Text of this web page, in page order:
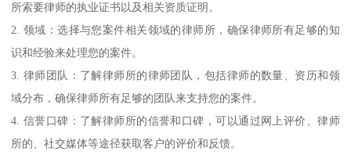
所索要律师的执业证书以及相关资质证明。
2. 领域：选择与您案件相关领域的律师所，确保律师所有足够的知
识和经验来处理您的案件。
3. 律师团队：了解律师所的律师团队，包括律师的数量、资历和领
域分布，确保律师所有足够的团队来支持您的案件。
4. 信誉口碑：了解律师所的信誉和口碑，可以通过网上评价、律师
所的、社交媒体等途径获取客户的评价和反馈。